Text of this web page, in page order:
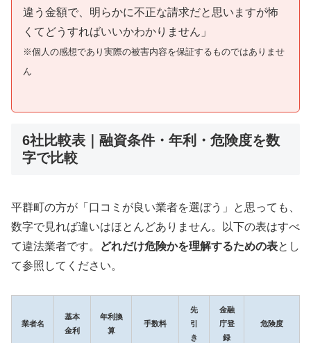
違う金額で、明らかに不正な請求だと思いますが怖
くてどうすればいいかわかりません」
※個人の感想であり実際の被害内容を保証するものではありませ
ん
6社比較表｜融資条件・年利・危険度を数
字で比較
平群町の方が「口コミが良い業者を選ぼう」と思っても、
数字で見れば違いはほとんどありません。以下の表はすべ
て違法業者です。
どれだけ危険かを理解するための表とし
て参照してください。
業者名
基本
金利
年利換
算
手数料
先
引
き
金融
庁登
録
危険度